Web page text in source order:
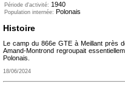
Période d'activité: 1940
Population internée: Polonais
Histoire
Le camp du 866e GTE à Meillant près
Amand-Montrond regroupait
Polonais.
18/06/2024